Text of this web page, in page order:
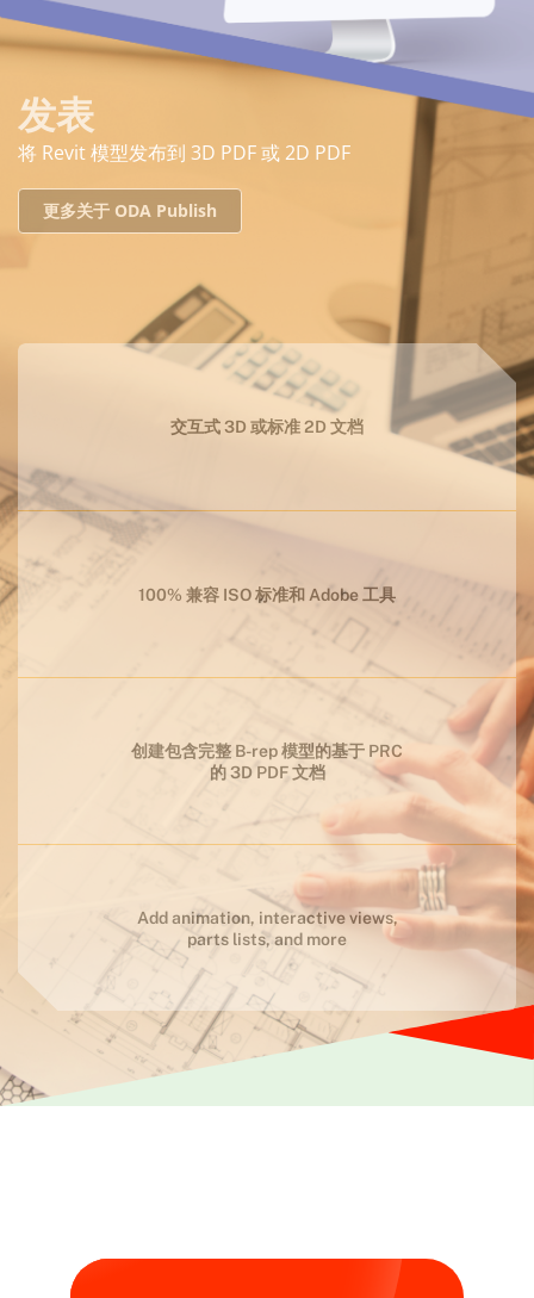
发表
将 Revit 模型发布到 3D PDF 或 2D PDF
更多关于 ODA Publish
交互式 3D 或标准 2D 文档
100% 兼容 ISO 标准和 Adobe 工具
创建包含完整 B-rep 模型的基于 PRC
Add animation, interactive views,